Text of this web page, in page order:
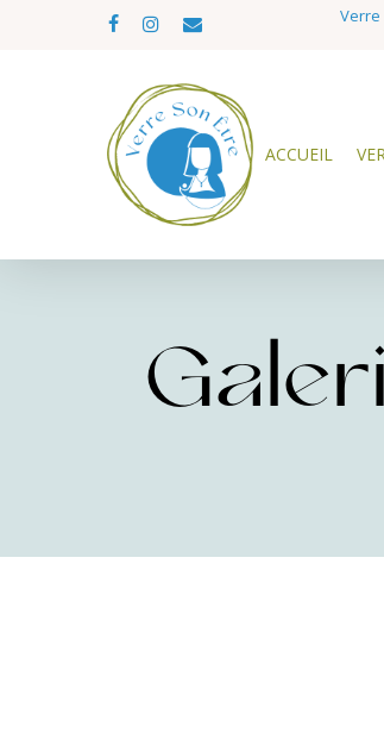
facebookinstagram
email
Verre
ACCUEIL